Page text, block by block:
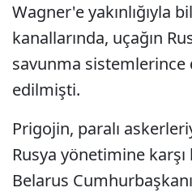
Wagner'e yakınlığıyla
kanallarında, uçağın
savunma
edilmişti.
Prigojin, paralı
Rusya yönetimine karşı
Belarus